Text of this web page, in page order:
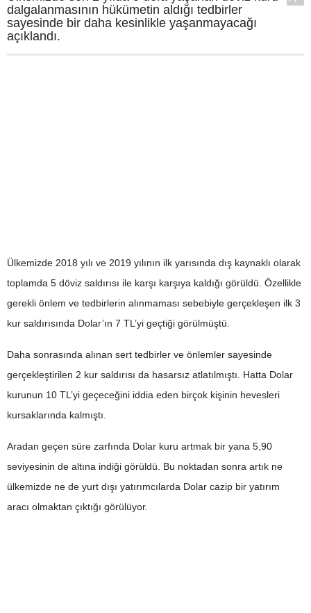
dalgalanmasının hükümetin aldığı tedbirler
sayesinde bir daha kesinlikle yaşanmayacağı
açıklandı.
Ülkemizde 2018 yılı ve 2019 yılının ilk yarısında dış kaynaklı olarak
toplamda 5 döviz saldırısı ile karşı karşıya kaldığı görüldü. Özellikle
gerekli önlem ve tedbirlerin alınmaması sebebiyle gerçekleşen ilk 3
kur saldırısında Dolar’ın 7 TL’yi geçtiği görülmüştü.
Daha sonrasında alınan sert tedbirler ve önlemler sayesinde
gerçekleştirilen 2 kur saldırısı da hasarsız atlatılmıştı. Hatta Dolar
kurunun 10 TL’yi geçeceğini iddia eden birçok kişinin hevesleri
kursaklarında kalmıştı.
Aradan geçen süre zarfında Dolar kuru artmak bir yana 5,90
seviyesinin de altına indiği görüldü. Bu noktadan sonra artık ne
ülkemizde ne de yurt dışı yatırımcılarda Dolar cazip bir yatırım
aracı olmaktan çıktığı görülüyor.